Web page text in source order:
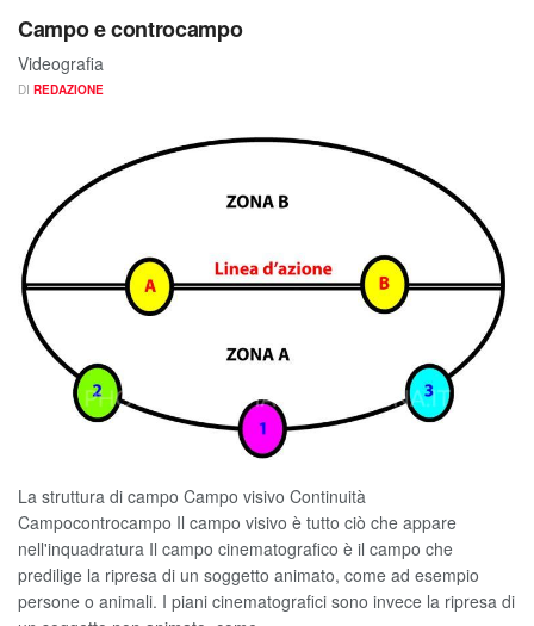
Campo e controcampo
Videografia
DI REDAZIONE
La struttura di campo Campo visivo Continuità
Campocontrocampo Il campo visivo è tutto ciò che appare
nell'inquadratura Il campo cinematografico è il campo che
predilige la ripresa di un soggetto animato, come ad esempio
persone o animali. I piani cinematografici sono invece la ripresa di